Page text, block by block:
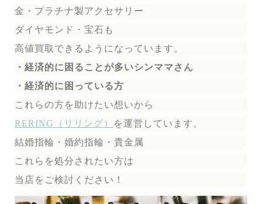
金・プラチナ製アクセサリー
ダイヤモンド・宝石も
高値買取できるようになっています。
・経済的に困ることが多いシンママさん
・経済的に困っている方
これらの方を助けたい想いから
RERING（リリング）
を運営しています。
結婚指輪・婚約指輪・貴金属
これらを処分されたい方は
当店をご検討ください！